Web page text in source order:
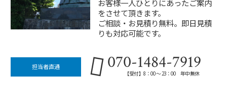
お客様一人ひとりにあったご案内
をさせて頂きます。
ご相談・お見積り無料。即日見積
りも対応可能です。
担当者直通 070-1484-7919
【受付】8：00 ～ 23：00 年中無休